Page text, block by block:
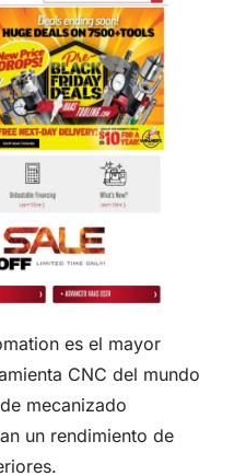
es el mayor
CNC del mundo
mecanizado
un rendimiento de